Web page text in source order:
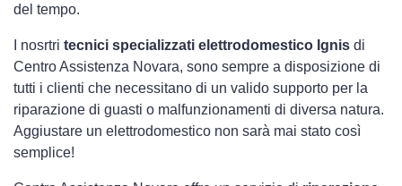
del tempo.
I nosrtri tecnici specializzati elettrodomestico Ignis di
Centro Assistenza Novara, sono sempre a disposizione di
tutti i clienti che necessitano di un valido supporto per la
riparazione di guasti o malfunzionamenti di diversa natura.
Aggiustare un elettrodomestico non sarà mai stato così
semplice!